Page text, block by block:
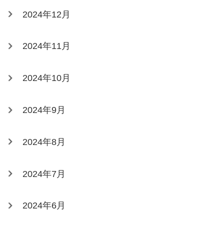
2024年12月
2024年11月
2024年10月
2024年9月
2024年8月
2024年7月
2024年6月